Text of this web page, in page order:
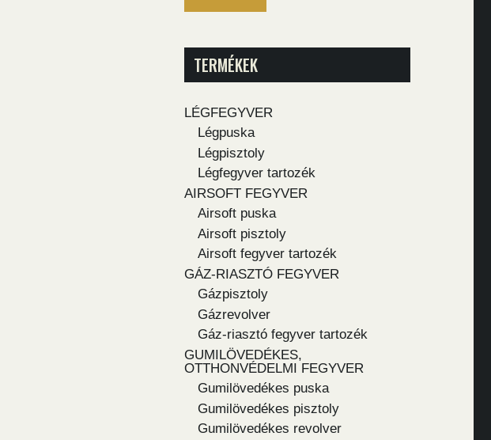
TERMÉKEK
LÉGFEGYVER
Légpuska
Légpisztoly
Légfegyver tartozék
AIRSOFT FEGYVER
Airsoft puska
Airsoft pisztoly
Airsoft fegyver tartozék
GÁZ-RIASZTÓ FEGYVER
Gázpisztoly
Gázrevolver
Gáz-riasztó fegyver tartozék
GUMILÖVEDÉKES,
OTTHONVÉDELMI FEGYVER
Gumilövedékes puska
Gumilövedékes pisztoly
Gumilövedékes revolver